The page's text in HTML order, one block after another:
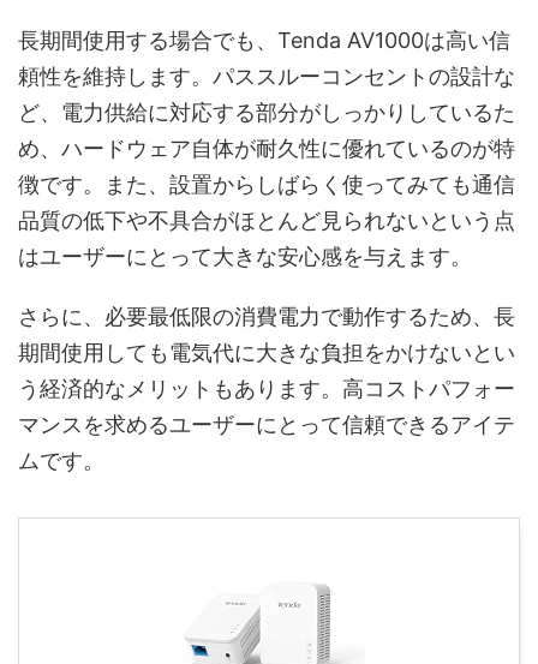
長期間使用する場合でも、Tenda AV1000は高い信
頼性を維持します。パススルーコンセントの設計な
ど、電力供給に対応する部分がしっかりしているた
め、ハードウェア自体が耐久性に優れているのが特
徴です。また、設置からしばらく使ってみても通信
品質の低下や不具合がほとんど見られないという点
はユーザーにとって大きな安心感を与えます。
さらに、必要最低限の消費電力で動作するため、長
期間使用しても電気代に大きな負担をかけないとい
う経済的なメリットもあります。高コストパフォー
マンスを求めるユーザーにとって信頼できるアイテ
ムです。